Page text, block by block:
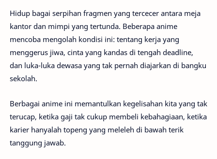
Hidup bagai serpihan fragmen yang tercecer antara meja
kantor dan mimpi yang tertunda. Beberapa anime
mencoba mengolah kondisi ini: tentang kerja yang
menggerus jiwa, cinta yang kandas di tengah deadline,
dan luka-luka dewasa yang tak pernah diajarkan di bangku
sekolah.
Berbagai anime ini memantulkan kegelisahan kita yang tak
terucap, ketika gaji tak cukup membeli kebahagiaan, ketika
karier hanyalah topeng yang meleleh di bawah terik
tanggung jawab.